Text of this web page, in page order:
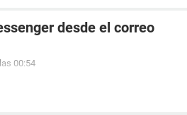
desde el correo
00:54